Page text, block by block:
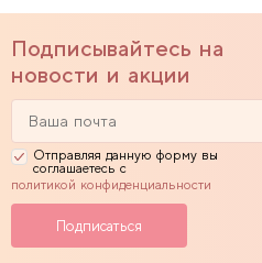
Подписывайтесь на
новости и акции
Отправляя данную форму вы
соглашаетесь с
политикой конфиденциальности